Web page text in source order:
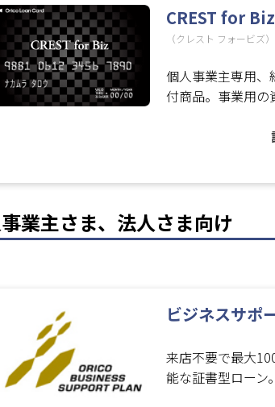
CREST for Biz
（クレスト フォービズ）
個人事業主専用、
付商品。事業用の
業主さま、法人さま向け
ビジネスサポ
来店不要で最大
能な証書型ローン。